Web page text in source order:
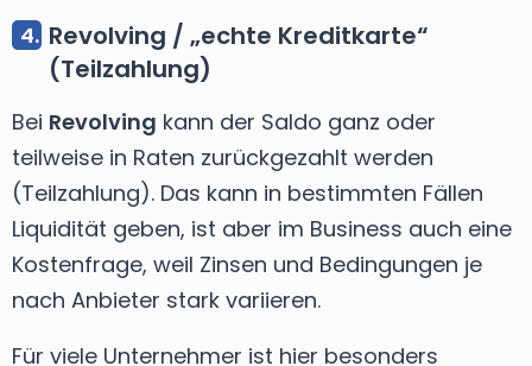
Revolving / „echte Kreditkarte“
(Teilzahlung)
Bei Revolving kann der Saldo ganz oder
teilweise in Raten zurückgezahlt werden
(Teilzahlung). Das kann in bestimmten Fällen
Liquidität geben, ist aber im Business auch eine
Kostenfrage, weil Zinsen und Bedingungen je
nach Anbieter stark variieren.
Für viele Unternehmer ist hier besonders